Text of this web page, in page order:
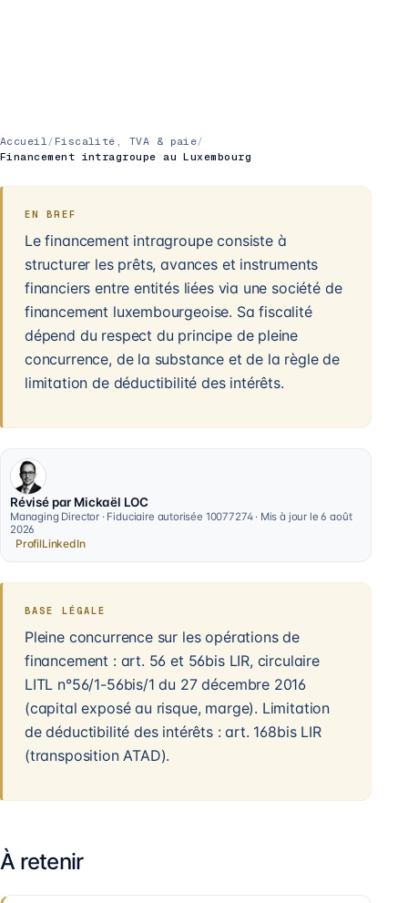
Accueil / Fiscalité, TVA & paie/
Financement intragroupe au Luxembourg
EN BREF
Le financement intragroupe consiste à
structurer les prêts, avances et instruments
financiers entre entités liées via une société de
financement luxembourgeoise. Sa fiscalité
dépend du respect du principe de pleine
concurrence, de la substance et de la règle de
limitation de déductibilité des intérêts.
Révisé par Mickaël LOC
Managing Director · Fiduciaire autorisée 10077274 · Mis à jour le 6 août
2026
ProfilLinkedIn
BASE LÉGALE
Pleine concurrence sur les opérations de
financement : art. 56 et 56bis LIR, circulaire
LITL n°56/1-56bis/1 du 27 décembre 2016
(capital exposé au risque, marge). Limitation
de déductibilité des intérêts : art. 168bis LIR
(transposition ATAD).
À retenir